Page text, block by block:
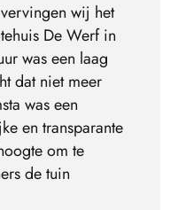
wij het
De Werf in
was een laag
dat niet meer
was een
en transparante
om te
de tuin